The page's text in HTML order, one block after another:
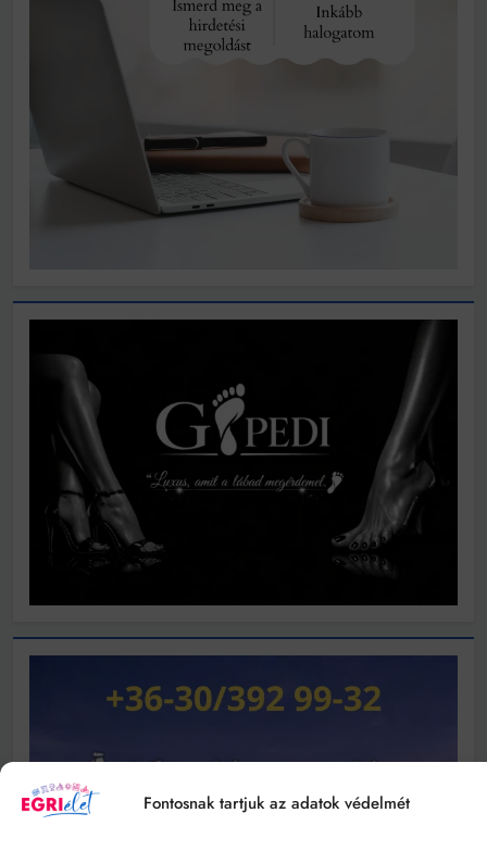
Fontosnak tartjuk az adatok védelmét